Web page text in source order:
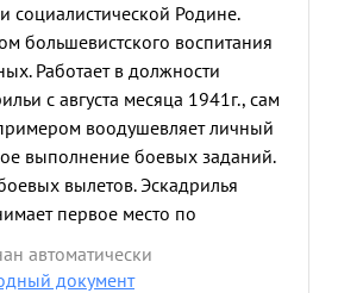
социалистической Родине.
большевистского воспитания
Работает в должности
с августа месяца 1941г., сам
воодушевляет личный
выполнение боевых заданий.
вылетов. Эскадрилья
первое место по
заданий. Много и упорно
своим командиром над ...»
автоматически
документ